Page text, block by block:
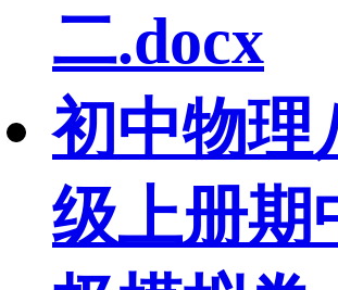
二.docx
初中物理
级上册期